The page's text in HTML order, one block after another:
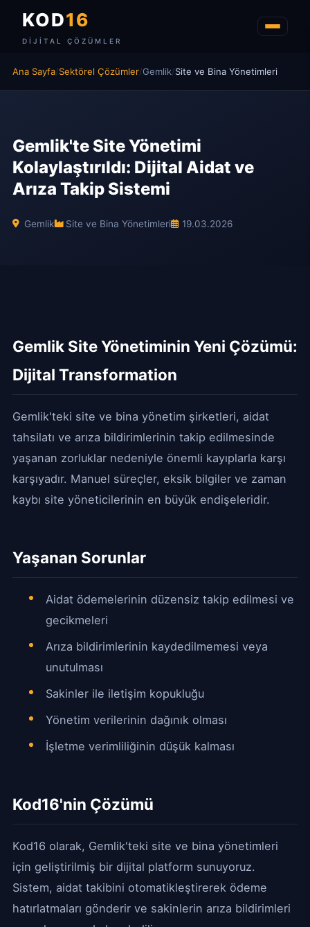
KOD16
DIJITAL ÇÖZÜMLER
Ana Sayfa/Sektörel Çözümler/Gemlik/Site ve Bina Yönetimleri
Gemlik'te Site Yönetimi
Kolaylaştırıldı: Dijital Aidat ve
Arıza Takip Sistemi
Gemlik Site ve Bina Yönetimleri 19.03.2026
Gemlik Site Yönetiminin Yeni Çözümü:
Dijital Transformation
Gemlik'teki site ve bina yönetim şirketleri, aidat
tahsilatı ve arıza bildirimlerinin takip edilmesinde
yaşanan zorluklar nedeniyle önemli kayıplarla karşı
karşıyadır. Manuel süreçler, eksik bilgiler ve zaman
kaybı site yöneticilerinin en büyük endişeleridir.
Yaşanan Sorunlar
Aidat ödemelerinin düzensiz takip edilmesi ve
gecikmeleri
Arıza bildirimlerinin kaydedilmemesi veya
unutulması
Sakinler ile iletişim kopukluğu
Yönetim verilerinin dağınık olması
İşletme verimliliğinin düşük kalması
Kod16'nin Çözümü
Kod16 olarak, Gemlik'teki site ve bina yönetimleri
için geliştirilmiş bir dijital platform sunuyoruz.
Sistem, aidat takibini otomatikleştirerek ödeme
hatırlatmaları gönderir ve sakinlerin arıza bildirimleri